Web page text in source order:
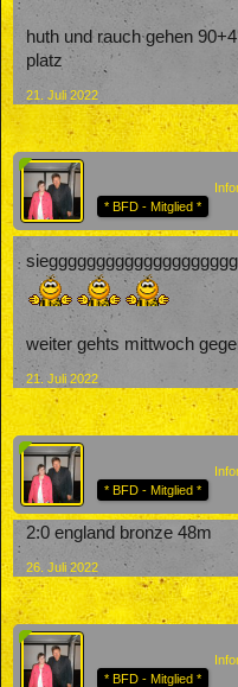
huth und rauch gehen
platz
21. Juli 2022
* BFD - Mitglied *
weiter gehts mittwoch
21. Juli 2022
* BFD - Mitglied *
2:0 england bronze 48m
26. Juli 2022
* BFD - Mitglied *